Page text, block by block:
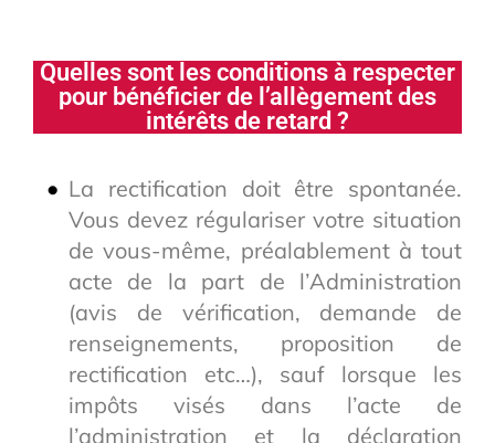
Quelles sont les conditions à respecter
pour bénéficier de l’allègement des
intérêts de retard ?
La rectification doit être spontanée.
Vous devez régulariser votre situation
de vous-même, préalablement à tout
acte de la part de l’Administration
(avis de vérification, demande de
renseignements, proposition de
rectification etc…), sauf lorsque les
impôts visés dans l’acte de
l’administration et la déclaration